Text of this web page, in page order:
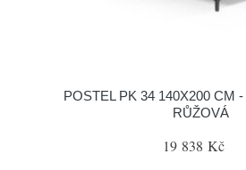
POSTEL PK 34 140X200 CM
RŮŽOVÁ
19 838 Kč